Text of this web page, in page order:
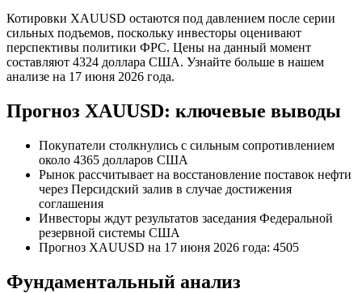
Котировки XAUUSD остаются под давлением после серии
сильных подъемов, поскольку инвесторы оценивают
перспективы политики ФРС. Цены на данный момент
составляют 4324 доллара США. Узнайте больше в нашем
анализе на 17 июня 2026 года.
Прогноз XAUUSD: ключевые выводы
Покупатели столкнулись с сильным сопротивлением
около 4365 долларов США
Рынок рассчитывает на восстановление поставок нефти
через Персидский залив в случае достижения
соглашения
Инвесторы ждут результатов заседания Федеральной
резервной системы США
Прогноз XAUUSD на 17 июня 2026 года: 4505
Фундаментальный анализ